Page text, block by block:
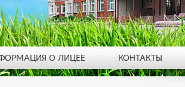
О ЛИЦЕЕ КОНТАКТЫ